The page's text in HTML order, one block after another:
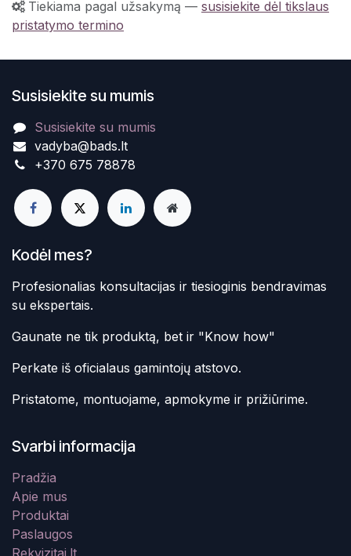
Tiekiama pagal užsakymą — susisiekite dėl tikslaus
pristatymo termino
Susisiekite su mumis
Susisiekite su mumis
vadyba@bads.lt
+370 675 78878
Kodėl mes?
Profesionalias konsultacijas ir tiesioginis bendravimas
su ekspertais.
Gaunate ne tik produktą, bet ir "Know how"
Perkate iš oficialaus gamintojų atstovo.
Pristatome, montuojame, apmokyme ir prižiūrime.
Svarbi informacija
Pradžia
Apie mus
Produktai
Paslaugos
Rekvizitai.lt